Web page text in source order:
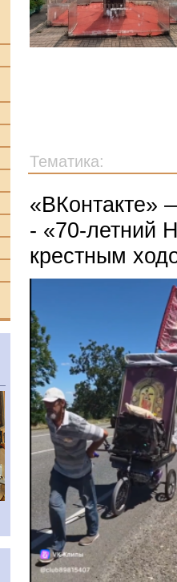
Тематика:
«ВКонтакте»
- «70-летний
крестным